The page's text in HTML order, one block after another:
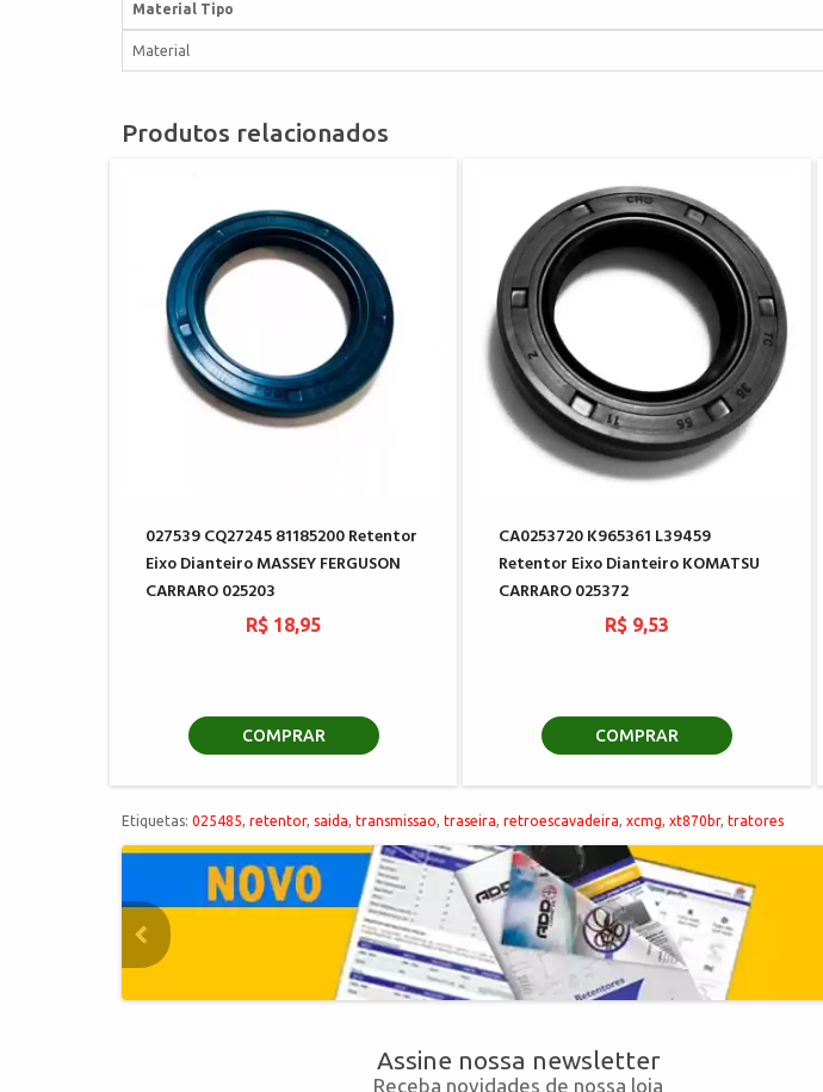
Material Tipo
Material
Produtos relacionados
027539 CQ27245 81185200 Retentor
Eixo Dianteiro MASSEY FERGUSON
CARRARO 025203
R$ 18,95
COMPRAR
CA0253720 K965361 L39459
Retentor Eixo Dianteiro KOMATSU
CARRARO 025372
R$ 9,53
COMPRAR
Etiquetas: 025485 retentor, saida transmissao traseira retroescavadeira xcmg xt870br, tratores
Assine nossa newsletter
Receba novidades de nossa loja